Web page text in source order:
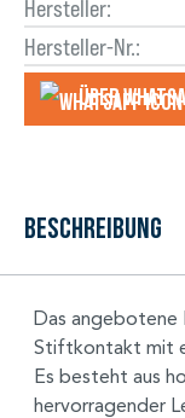
Hersteller:
Hersteller-Nr.:
Über
Beschreibung
Das
Stiftkontakt mit
Es besteht aus
hervorragender